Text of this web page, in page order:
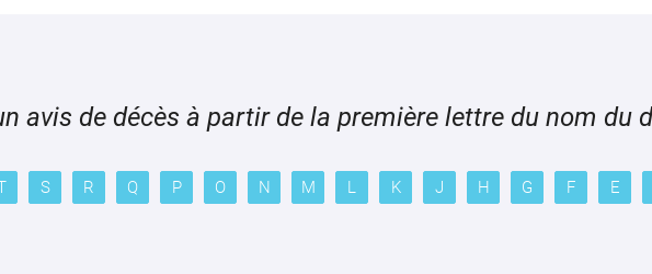
avis de décès à partir de la première lettre du nom du
S R Q P O N M L K J H G F E